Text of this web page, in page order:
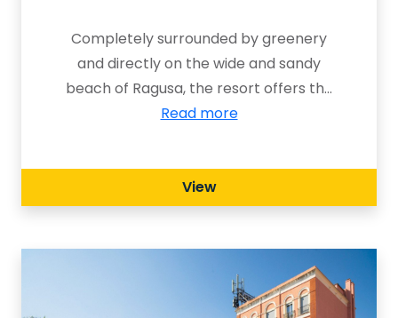
Completely surrounded by greenery
and directly on the wide and sandy
beach of Ragusa, the resort offers the
convenience of an apartment and the
Read more
View